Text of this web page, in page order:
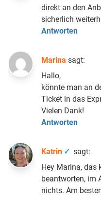
direkt an den
sicherlich
Antworten
Marina sagt:
Hallo,
könnte man an
Ticket in das
Vielen Dank!
Antworten
Katrin sagt:
Hey Marina, das
beantworten, im
nichts. Am